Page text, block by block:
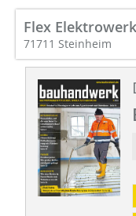
Flex
71711 Steinheim